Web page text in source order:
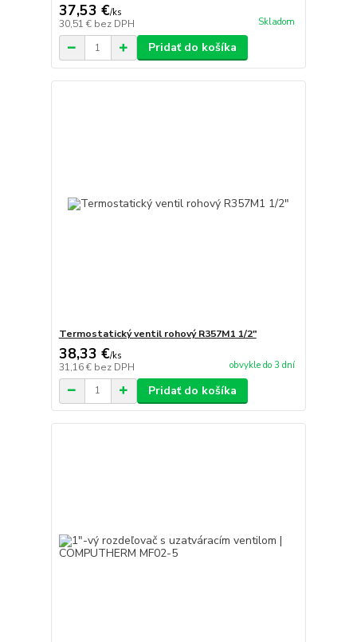
37,53 €/ks
30,51 € bez DPH Skladom
Pridať do košíka
Termostatický ventil rohový R357M1 1/2"
38,33 €/ks
31,16 € bez DPH obvykle do 3 dní
Pridať do košíka